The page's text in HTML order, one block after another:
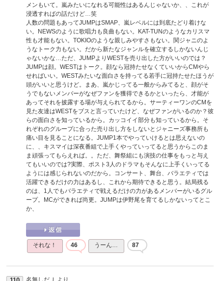
メンもいて。嵐みたいになれる可能性はあるんじゃないか、、これが
浸透すればの話だけど…笑
人数の問題もあってJUMPはSMAP、嵐レベルには到底たどり着けな
い。NEWSのように歌唱力も良曲もない。KAT-TUNのようなカリスマ
性も才能もない。TOKIOのような親しみやすさもない。関ジャニのよ
うなトーク力もない。だから新たなジャンルを確立するしかないんじ
ゃないかな…ただ、JUMPよりWESTを売り出した方がいいのでは？
JUMPは顔。WESTはトーク。顔なら冠持たせなくていいからCMやら
せればいい。WESTみたいな面白さを持ってる若手に冠持たせたほうが
頭がいいと思うけど。まあ、嵐かじってる一般からみてると、顔がそ
うでもないメンバーがなぜファンを獲得できるかといったら、才能が
あってそれを披露する場が与えられてるから。サーティーワンのCMを
見た友達はWESTをブスと言っていたけど、なぜファンがいるのか？彼
らの面白さを知っているから。カッコイイ部分も知っているから。そ
れぞれのグループに合った売り出し方をしないとジャニーズ事務所も
痛い目を見ることになる。JUMP1本でやっていけるとは思えないの
に、、キスマイは深夜番組で上手くやっていってると思うからこのま
ま頑張ってもらえれば。。ただ、舞祭組にも演技の仕事をもっと与え
てもいいのでは?実際、ポスト3人のドラマもそんなに上手くいってる
ようには感じられないのだから。コンサート、舞台、バラエティでは
活躍できるだけの力はあるし、これから期待できると思う。結局残る
のは、1人でもバラエティで戦えるだけの力があるメンバーがいるグル
ープ。MCができれば尚更。JUMPは伊野尾を育てるしかないってとこ
か、
それな！ 46 うーん… 87
名無しだＪ より